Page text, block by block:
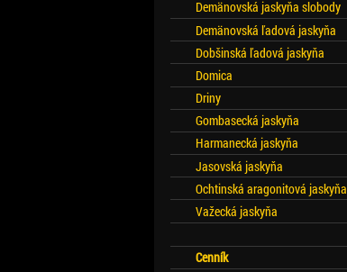
Demänovská jaskyňa slobody
Demänovská ľadová jaskyňa
Dobšinská ľadová jaskyňa
Domica
Driny
Gombasecká jaskyňa
Harmanecká jaskyňa
Jasovská jaskyňa
Ochtinská aragonitová jaskyňa
Važecká jaskyňa
Cenník